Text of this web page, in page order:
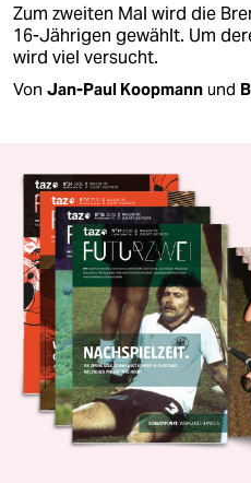
Zum zweiten Mal wird die
16-Jährigen gewählt. Um
wird viel versucht.
Von Jan-Paul Koopmann und